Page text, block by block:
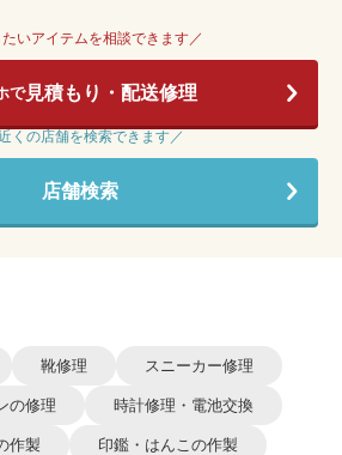
いアイテムを相談できます／
で見積もり・配送修理
くの店舗を検索できます／
店舗検索
靴修理 スニーカー修理
の修理 時計修理・電池交換
作製 印鑑・はんこの作製